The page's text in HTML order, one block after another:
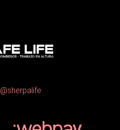
@sherpalife